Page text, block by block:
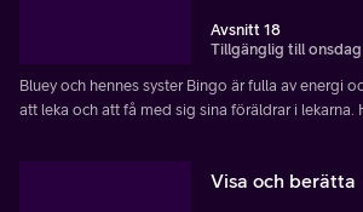
Avsnitt 18
Tillgänglig till
Bluey och hennes syster Bingo är fulla av energi
att leka och att få med sig sina föräldrar i lekarna.
Visa och berätta